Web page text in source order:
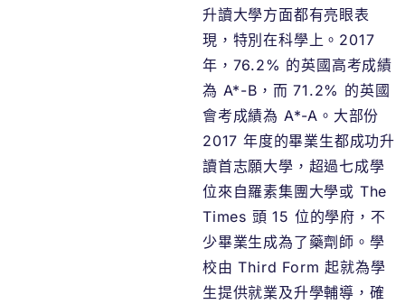
升讀大學方面都有亮眼表
現，特別在科學上。2017
年，76.2% 的英國高考成績
為 A*-B，而 71.2% 的英國
會考成績為 A*-A。大部份
2017 年度的畢業生都成功升
讀首志願大學，超過七成學
位來自羅素集團大學或 The
Times 頭 15 位的學府，不
少畢業生成為了藥劑師。學
校由 Third Form 起就為學
生提供就業及升學輔導，確